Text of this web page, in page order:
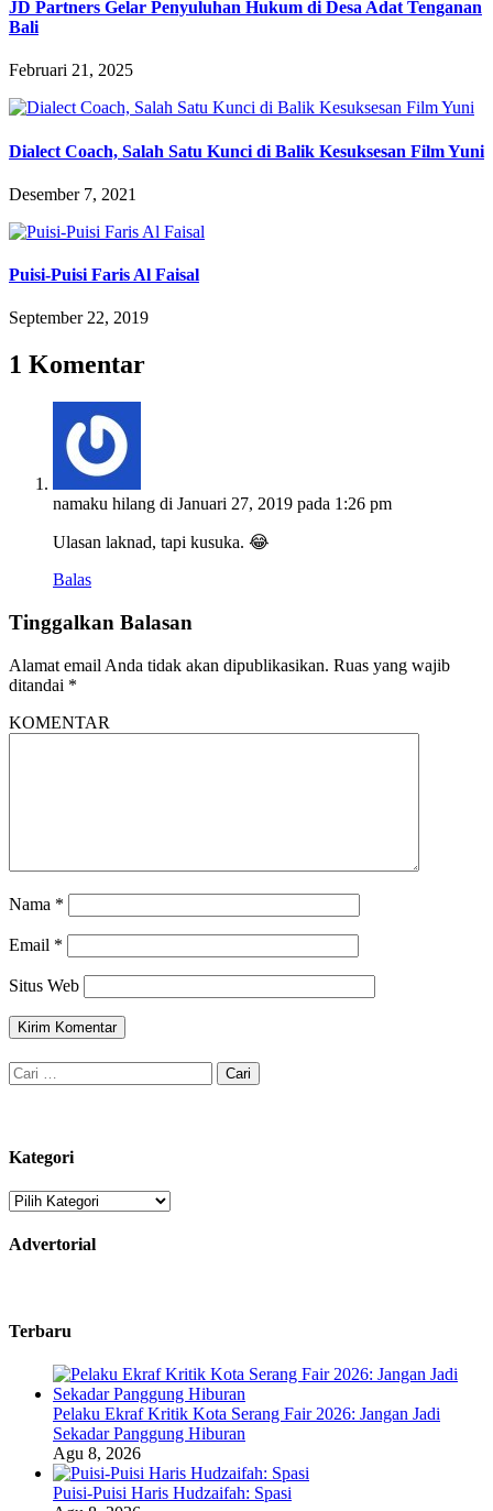
JD Partners Gelar Penyuluhan Hukum di Desa Adat Tenganan
Bali
Februari 21, 2025
Dialect Coach, Salah Satu Kunci di Balik Kesuksesan Film Yuni
Desember 7, 2021
Puisi-Puisi Faris Al Faisal
September 22, 2019
1 Komentar
namaku hilang di Januari 27, 2019 pada 1:26 pm
Ulasan laknad, tapi kusuka. 😂
Balas
Tinggalkan Balasan
Alamat email Anda tidak akan dipublikasikan. Ruas yang wajib
ditandai *
KOMENTAR
Nama *
Email *
Situs Web
Cari
untuk:
Kategori
Kategori
Advertorial
Terbaru
Pelaku Ekraf Kritik Kota Serang Fair 2026: Jangan Jadi
Sekadar Panggung Hiburan
Agu 8, 2026
Puisi-Puisi Haris Hudzaifah: Spasi